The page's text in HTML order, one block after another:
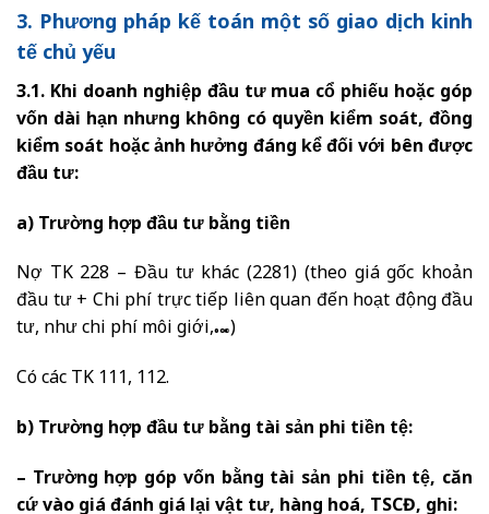
3. Phương pháp kế toán một số giao dịch kinh
tế chủ yếu
3.1. Khi doanh nghiệp đầu tư mua cổ phiếu hoặc góp
vốn dài hạn nhưng không có quyền kiểm soát, đồng
kiểm soát hoặc ảnh hưởng đáng kể đối với bên được
đầu tư:
a) Trường hợp đầu tư bằng tiền
Nợ TK 228 – Đầu tư khác (2281) (theo giá gốc khoản
đầu tư + Chi phí trực tiếp liên quan đến hoạt động đầu
tư, như chi phí môi giới,…)
Có các TK 111, 112.
b) Trường hợp đầu tư bằng tài sản phi tiền tệ:
– Trường hợp góp vốn bằng tài sản phi tiền tệ, căn